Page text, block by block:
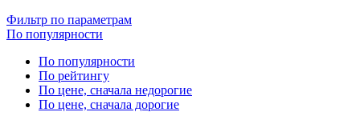
Фильтр по параметрам
По популярности
По популярности
По рейтингу
По цене, сначала недорогие
По цене, сначала дорогие